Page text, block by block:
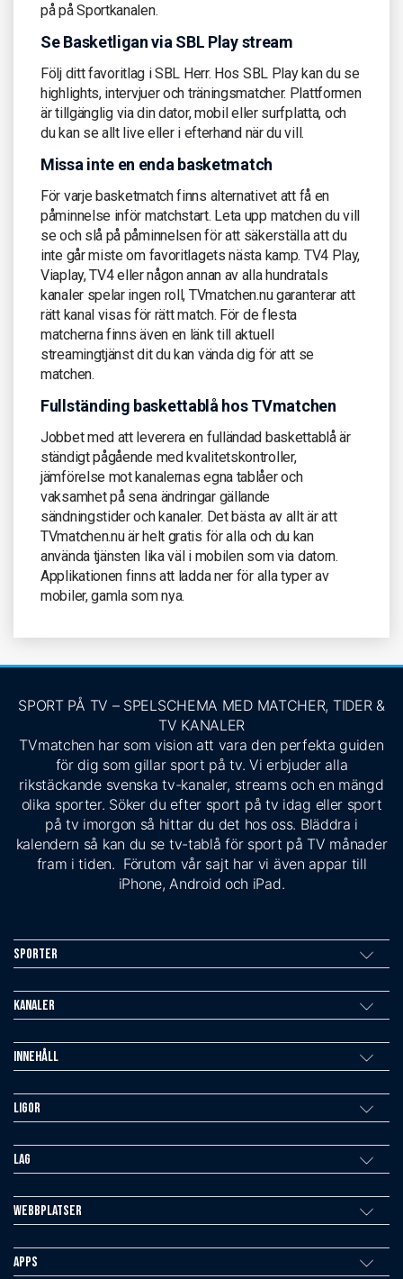
på på Sportkanalen.
Se Basketligan via SBL Play stream
Följ ditt favoritlag i SBL Herr. Hos SBL Play kan du se
highlights, intervjuer och träningsmatcher. Plattformen
är tillgänglig via din dator, mobil eller surfplatta, och
du kan se allt live eller i efterhand när du vill.
Missa inte en enda basketmatch
För varje basketmatch finns alternativet att få en
påminnelse inför matchstart. Leta upp matchen du vill
se och slå på påminnelsen för att säkerställa att du
inte går miste om favoritlagets nästa kamp. TV4 Play,
Viaplay, TV4 eller någon annan av alla hundratals
kanaler spelar ingen roll, TVmatchen.nu garanterar att
rätt kanal visas för rätt match. För de flesta
matcherna finns även en länk till aktuell
streamingtjänst dit du kan vända dig för att se
matchen.
Fullständing baskettablå hos TVmatchen
Jobbet med att leverera en fulländad baskettablå är
ständigt pågående med kvalitetskontroller,
jämförelse mot kanalernas egna tablåer och
vaksamhet på sena ändringar gällande
sändningstider och kanaler. Det bästa av allt är att
TVmatchen.nu är helt gratis för alla och du kan
använda tjänsten lika väl i mobilen som via datorn.
Applikationen finns att ladda ner för alla typer av
mobiler, gamla som nya.
SPORT PÅ TV – SPELSCHEMA MED MATCHER, TIDER &
TV KANALER
TVmatchen har som vision att vara den perfekta guiden
för dig som gillar sport på tv. Vi erbjuder alla
rikstäckande svenska tv-kanaler, streams och en mängd
olika sporter. Söker du efter sport på tv idag eller sport
på tv imorgon så hittar du det hos oss. Bläddra i
kalendern så kan du se tv-tablå för sport på TV månader
fram i tiden. Förutom vår sajt har vi även appar till
iPhone, Android och iPad.
Sporter
Kanaler
Innehåll
Ligor
Lag
Webbplatser
Apps